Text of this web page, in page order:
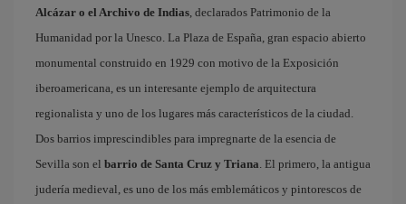
Alcázar o el Archivo de Indias , declarados Patrimonio de la
Humanidad por la Unesco. La Plaza de España, gran espacio abierto
monumental construido en 1929 con motivo de la Exposición
iberoamericana, es un interesante ejemplo de arquitectura
regionalista y uno de los lugares más característicos de la ciudad.
Dos barrios imprescindibles para impregnarte de la esencia de
Sevilla son el barrio de Santa Cruz y Triana . El primero, la antigua
judería medieval, es uno de los más emblemáticos y pintorescos de